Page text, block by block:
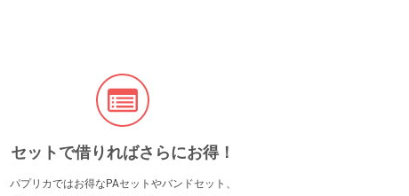
セットで借りればさらにお得！
パプリカではお得なPAセットやバンドセット、